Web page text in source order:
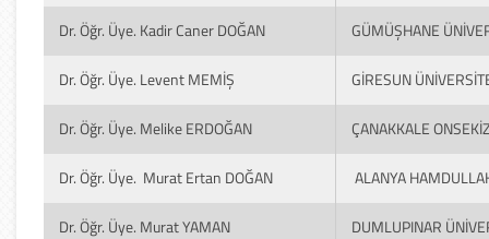
Dr. Öğr. Üye. Kadir Caner DOĞAN GÜMÜŞHANE
Dr. Öğr. Üye. Levent MEMİŞ GİRESUN
Dr. Öğr. Üye. Melike ERDOĞAN ÇANAKKALE
Dr. Öğr. Üye. Murat Ertan DOĞAN ALANYA
Dr. Öğr. Üye. Murat YAMAN DUMLUPINAR